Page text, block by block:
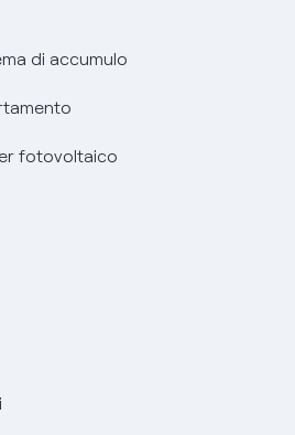
sicura
prodotti e servizi
prodotti e servizi
la protezione dei dati
Gas
di accumulo
fotovoltaico